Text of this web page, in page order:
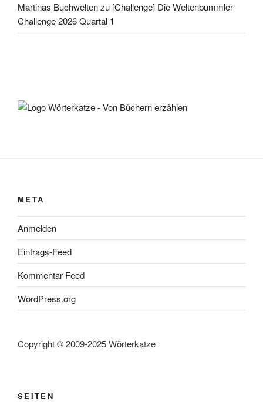
Martinas Buchweltenzu [Challenge] Die Weltenbummler-
Challenge 2026 Quartal 1
META
Anmelden
Eintrags-Feed
Kommentar-Feed
WordPress.org
Copyright © 2009-2025 Wörterkatze
SEITEN